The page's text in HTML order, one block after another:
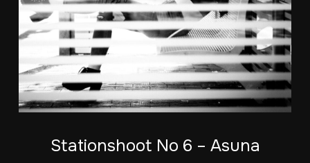
Stationshoot No 6 – Asuna